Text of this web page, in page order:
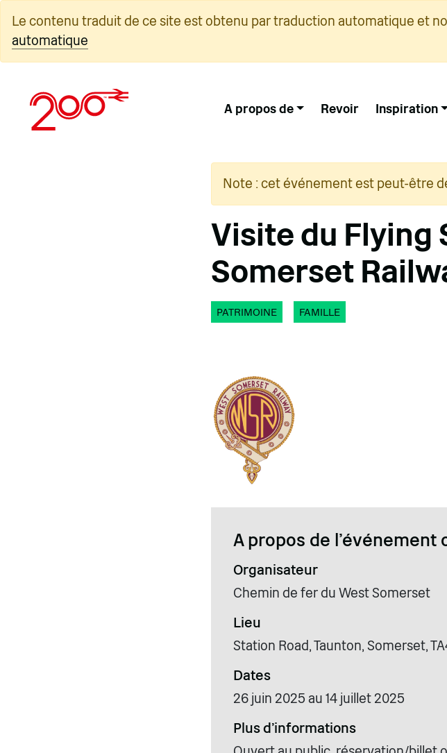
content
Le contenu traduit de ce site est obtenu par traduction automatique et
automatique
A propos de Revoir Inspiration
Note : cet événement est peut-être
Visite du Flying
Somerset
PATRIMOINE FAMILLE
A propos de l'événement
Organisateur
Chemin de fer du West Somerset
Lieu
Station Road, Taunton, Somerset,
Dates
26 juin 2025 au 14 juillet 2025
Plus d'informations